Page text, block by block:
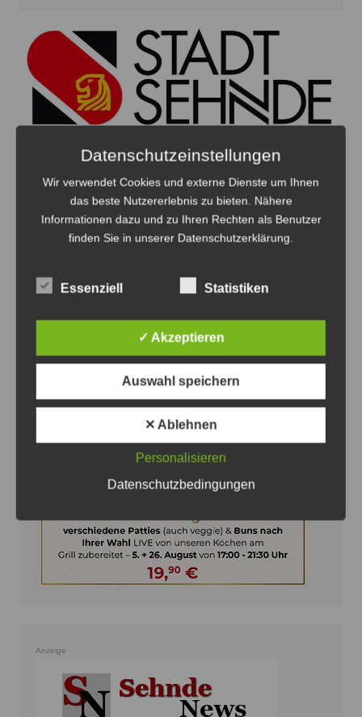
Amtliche Bekanntmachung der Stadt
Sehnde: Korrektur der Wahlvorschläge
Nr. 68 B
Anzeige
Datenschutzeinstellungen
Wir verwendet Cookies und externe Dienste um Ihnen
das beste Nutzererlebnis zu bieten. Nähere
Informationen dazu und zu Ihren Rechten als Benutzer
finden Sie in unserer Datenschutzerklärung.
Essenziell Statistiken
✓ Akzeptieren
Auswahl speichern
✕ Ablehnen
Personalisieren
Datenschutzbedingungen